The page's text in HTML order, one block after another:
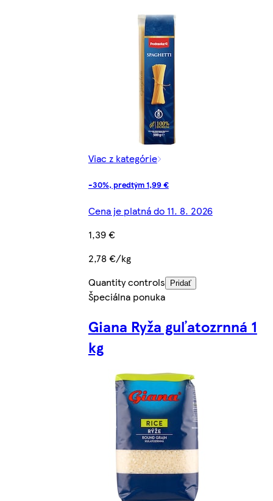
Viac z kategórie
-30%, predtým 1,99 €
Cena je platná do 11. 8. 2026
1,39 €
2,78 €/kg
Quantity controls
Pridať
Špeciálna ponuka
Giana Ryža guľatozrnná 1
kg